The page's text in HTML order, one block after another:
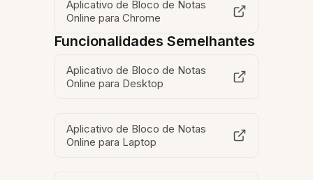
Aplicativo de Bloco de Notas
Online para Chrome
Funcionalidades Semelhantes
Aplicativo de Bloco de Notas
Online para Desktop
Aplicativo de Bloco de Notas
Online para Laptop